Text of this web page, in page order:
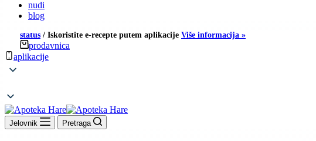
nudi
blog
status / Iskoristite e-recepte putem aplikacije Više informacija »
prodavnica
aplikacije
Jelovnik Pretraga